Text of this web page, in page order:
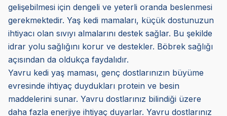
gelişebilmesi için dengeli ve yeterli oranda beslenmesi
gerekmektedir. Yaş kedi mamaları, küçük dostunuzun
ihtiyacı olan sıvıyı almalarını destek sağlar. Bu şekilde
idrar yolu sağlığını korur ve destekler. Böbrek sağlığı
açısından da oldukça faydalıdır.
Yavru kedi yaş maması, genç dostlarınızın büyüme
evresinde ihtiyaç duydukları protein ve besin
maddelerini sunar. Yavru dostlarınız bilindiği üzere
daha fazla enerjiye ihtiyaç duyarlar. Yavru dostlarınız